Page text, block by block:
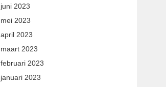
juni 2023
mei 2023
april 2023
maart 2023
februari 2023
januari 2023